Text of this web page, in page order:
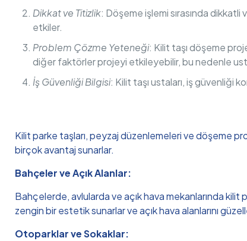
Dikkat ve Titizlik: Döşeme işlemi sırasında dikkatli
etkiler.
Problem Çözme Yeteneği: Kilit taşı döşeme
diğer faktörler projeyi etkileyebilir, bu nedenle
İş Güvenliği Bilgisi: Kilit taşı ustaları, iş güvenliği
Kilit parke taşları, peyzaj düzenlemeleri ve döşeme
birçok avantaj sunarlar.
Bahçeler ve Açık Alanlar:
Bahçelerde, avlularda ve açık hava mekanlarında
zengin bir estetik sunarlar ve açık hava alanlarını
Otoparklar ve Sokaklar: